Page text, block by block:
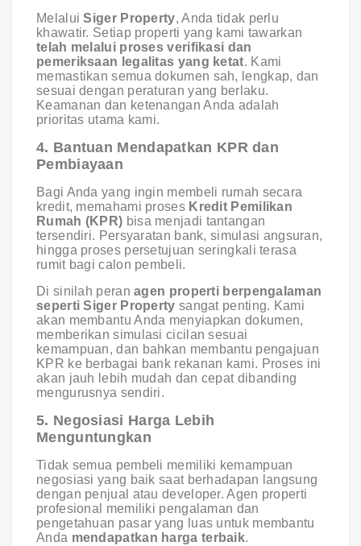
MelaluiSiger Property, Anda tidak perlu
khawatir. Setiap properti yang kami tawarkan
telah melalui proses verifikasi dan
pemeriksaan legalitas yang ketat. Kami
memastikan semua dokumen sah, lengkap, dan
sesuai dengan peraturan yang berlaku.
Keamanan dan ketenangan Anda adalah
prioritas utama kami.
4. Bantuan Mendapatkan KPR dan
Pembiayaan
Bagi Anda yang ingin membeli rumah secara
kredit, memahami proses Kredit Pemilikan
Rumah (KPR) bisa menjadi tantangan
tersendiri. Persyaratan bank, simulasi angsuran,
hingga proses persetujuan seringkali terasa
rumit bagi calon pembeli.
Di sinilah peranagen properti berpengalaman
seperti Siger Property sangat penting. Kami
akan membantu Anda menyiapkan dokumen,
memberikan simulasi cicilan sesuai
kemampuan, dan bahkan membantu pengajuan
KPR ke berbagai bank rekanan kami. Proses ini
akan jauh lebih mudah dan cepat dibanding
mengurusnya sendiri.
5. Negosiasi Harga Lebih
Menguntungkan
Tidak semua pembeli memiliki kemampuan
negosiasi yang baik saat berhadapan langsung
dengan penjual atau developer. Agen properti
profesional memiliki pengalaman dan
pengetahuan pasar yang luas untuk membantu
Anda mendapatkan harga terbaik.